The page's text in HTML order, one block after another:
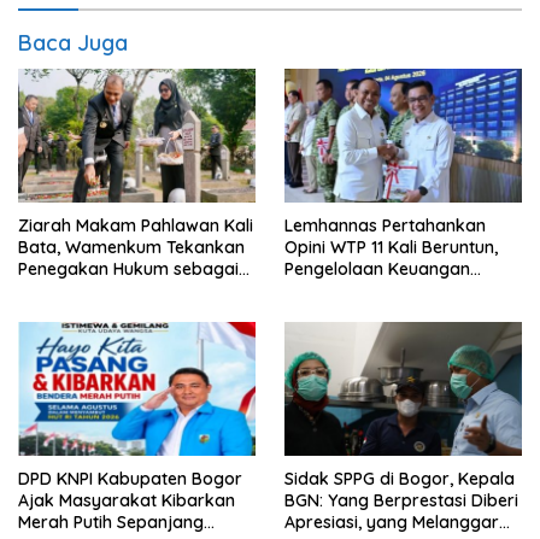
Baca Juga
Ziarah Makam Pahlawan Kali
Bata, Wamenkum Tekankan
Penegakan Hukum sebagai
Lemhannas Pertahankan
Opini WTP 11 Kali Beruntun,
Pengelolaan Keuangan
DPD KNPI Kabupaten Bogor
Ajak Masyarakat Kibarkan
Merah Putih Sepanjang
Sidak SPPG di Bogor, Kepala
BGN: Yang Berprestasi Diberi
Apresiasi, yang Melanggar